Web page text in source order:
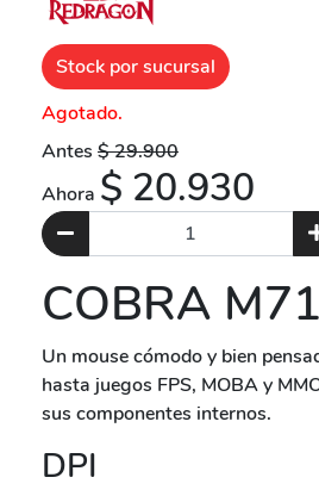
Stock por sucursal
Agotado.
Antes $ 29.900
Ahora $ 20.930
COBRA
Un mouse cómodo y bien
hasta juegos FPS, MOBA y
sus componentes internos.
DPI